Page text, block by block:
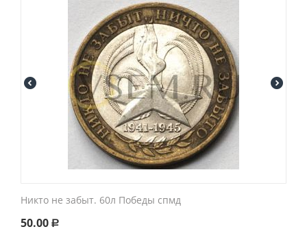
Никто не забыт. 60л Победы спмд
50.00 Р